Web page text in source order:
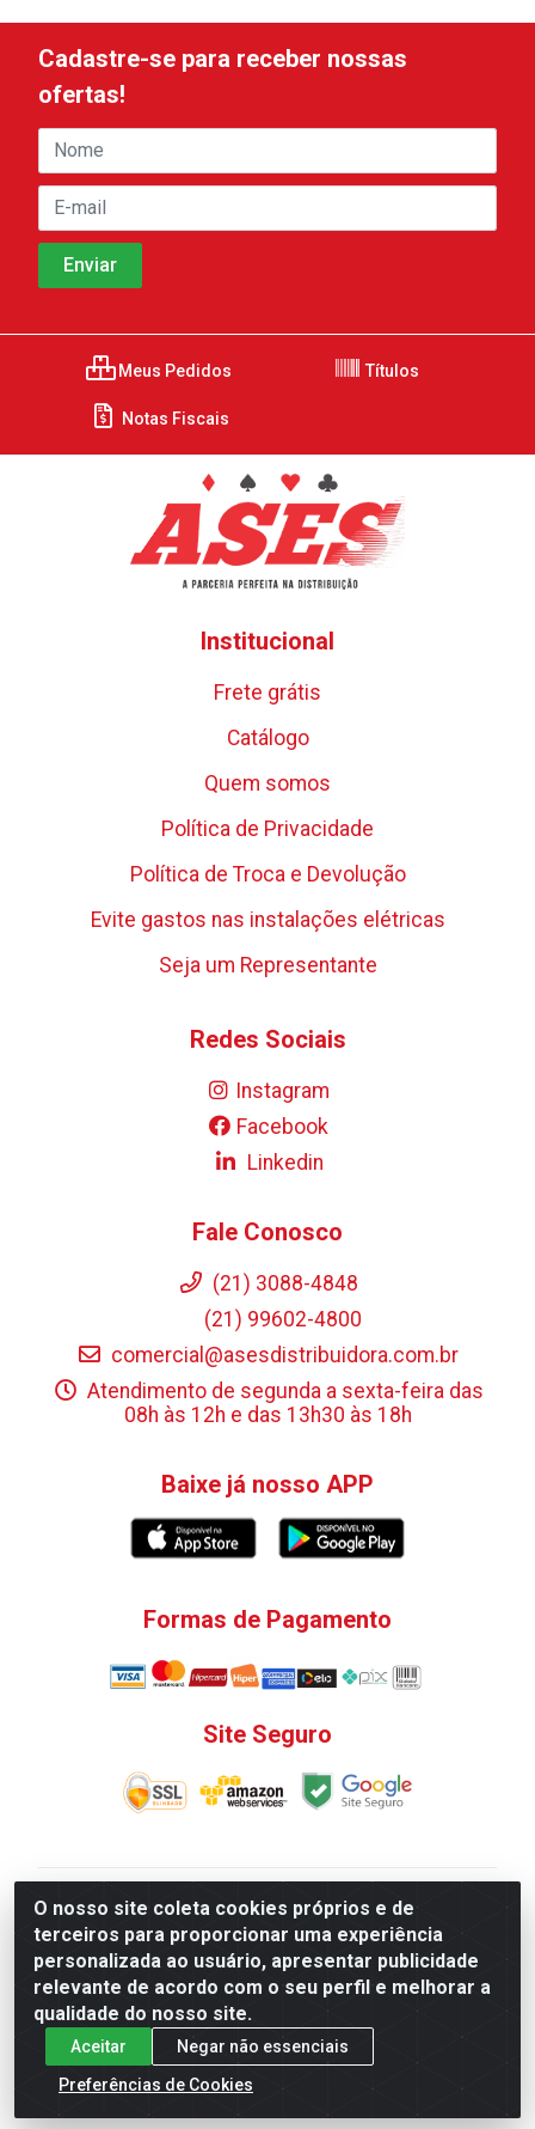
O nosso site coleta cookies próprios e de
terceiros para proporcionar uma experiência
personalizada ao usuário, apresentar publicidade
relevante de acordo com o seu perfil e melhorar a
qualidade do nosso site.
Aceitar
Negar não essenciais
Preferências de Cookies
Cadastre-se para receber nossas
ofertas!
Meus Pedidos Títulos
Notas Fiscais
Institucional
Frete grátis
Catálogo
Quem somos
Política de Privacidade
Política de Troca e Devolução
Evite gastos nas instalações elétricas
Seja um Representante
Redes Sociais
Instagram
Facebook
Linkedin
Fale Conosco
(21) 3088-4848
(21) 99602-4800
comercial@asesdistribuidora.com.br
Atendimento de segunda a sexta-feira das
08h às 12h e das 13h30 às 18h
Baixe já nosso APP
Formas de Pagamento
Site Seguro
V. C. Ferragens LTDA - Rua do Matoso, 132 - Praça da
Bandeira, Rio de Janeiro/ RJ - CEP 20.270-135 - CNPJ
12.324.723/0001-25
Todas as regras de promoções, descontos, preços e
prazos de pagamento e entrega expostos aqui são
válidos apenas para compras via internet. Preços e
estoque sujeito a alterações sem aviso prévio.